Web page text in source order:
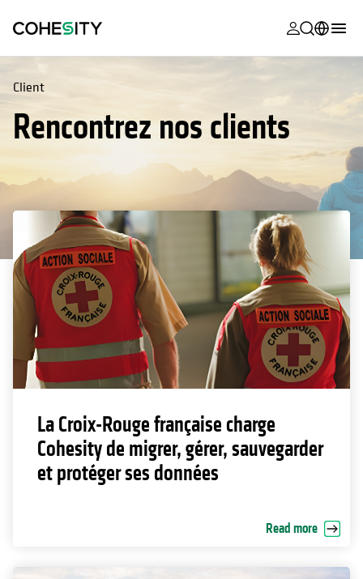
s’ouvre
s’ouvre
s’ouvre
Assistance
s’ouvre
produit
s’ouvre
Academy
s’ouvre
Cohesity
Community
s’ouvre
Partenaires
s’ouvre
Deutsch (Germany)
日本語 (Japan)
Português (Brazil)
한국어 (South
Korea)
Español (Spain)
Client
Rencontrez nos clients
La Croix-Rouge française charge
Cohesity de migrer, gérer, sauvegarder
et protéger ses données
Read more